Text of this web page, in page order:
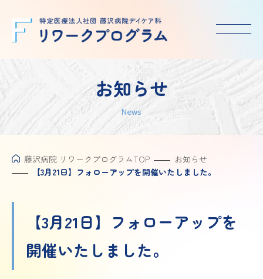
お知らせ
News
藤沢病院 リワークプログラムTOP
お知らせ
【3月21日】フォローアップを開催いたしました。
【3月21日】フォローアップを
開催いたしました。